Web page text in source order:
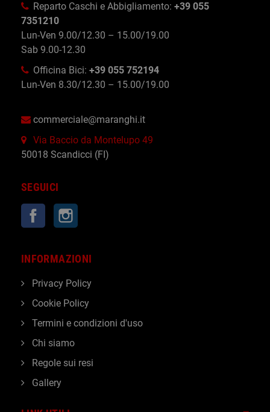
Reparto Caschi e Abbigliamento: +39 055
7351210
Lun-Ven 9.00/12.30 – 15.00/19.00
Sab 9.00-12.30
Officina Bici: +39 055 752194
Lun-Ven 8.30/12.30 – 15.00/19.00
commerciale@maranghi.it
Via Baccio da Montelupo 49
50018 Scandicci (FI)
SEGUICI
Facebook
INFORMAZIONI
Privacy Policy
Cookie Policy
Termini e condizioni d'uso
Chi siamo
Regole sui resi
Gallery